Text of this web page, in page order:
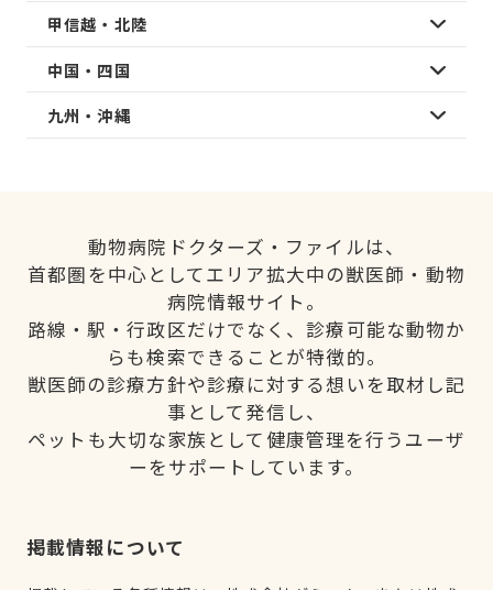
甲信越・北陸
中国・四国
九州・沖縄
動物病院ドクターズ・ファイルは、
首都圏を中心としてエリア拡大中の獣医師・動物
病院情報サイト。
路線・駅・行政区だけでなく、診療可能な動物か
らも検索できることが特徴的。
獣医師の診療方針や診療に対する想いを取材し記
事として発信し、
ペットも大切な家族として健康管理を行うユーザ
ーをサポートしています。
掲載情報について